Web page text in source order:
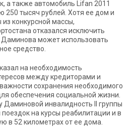
а также автомобиль Lifan 2011
250 тысяч рублей. Хотя ее дом и
конкурсной массы,
отказался исключить
Даминова может использовать
средство.
на необходимость
между кредиторами и
сохранения необходимого
обеспечения социальной жизни.
Даминовой инвалидность II группы
на курсы реабилитации и в
в 52 километрах от ее дома.